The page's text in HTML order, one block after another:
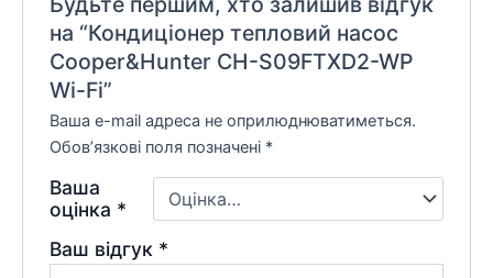
на “Кондиціонер тепловий насос
Cooper&Hunter CH-S09FTXD2-WP
Wi-Fi”
Ваша e-mail адреса не оприлюднюватиметься.
Обов’язкові поля позначені *
Ваша
оцінка *
Ваш відгук *